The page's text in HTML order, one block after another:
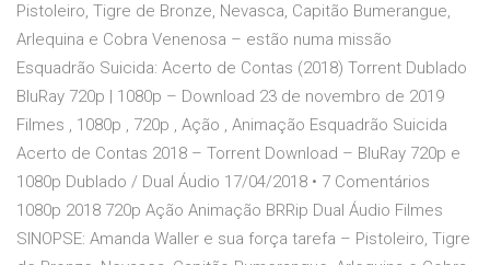
Pistoleiro, Tigre de Bronze, Nevasca, Capitão Bumerangue,
Arlequina e Cobra Venenosa – estão numa missão
Esquadrão Suicida: Acerto de Contas (2018) Torrent Dublado
BluRay 720p | 1080p – Download 23 de novembro de 2019
Filmes , 1080p , 720p , Ação , Animação Esquadrão Suicida
Acerto de Contas 2018 – Torrent Download – BluRay 720p e
1080p Dublado / Dual Áudio 17/04/2018 • 7 Comentários
1080p 2018 720p Ação Animação BRRip Dual Áudio Filmes
SINOPSE: Amanda Waller e sua força tarefa – Pistoleiro, Tigre